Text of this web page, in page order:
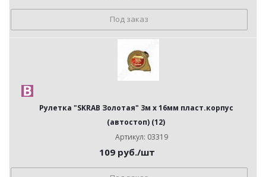
Под заказ
Рулетка "SKRAB Золотая" 3м х 16мм пласт.корпус
(автостоп) (12)
Артикул: 03319
109 руб./шт